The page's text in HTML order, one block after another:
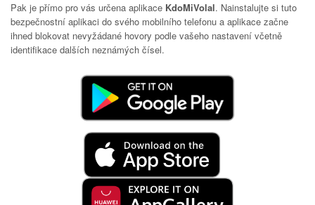
Pak je přímo pro vás určena aplikace KdoMiVolal. Nainstalujte si tuto
bezpečnostní aplikaci do svého mobilního telefonu a aplikace začne
ihned blokovat nevyžádané hovory podle vašeho nastavení včetně
identifikace dalších neznámých čísel.